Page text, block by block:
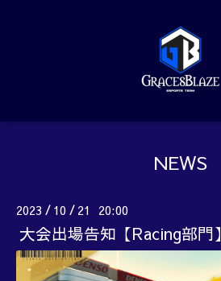
NEWS
2023 / 10 / 21 20:00
大会出場告知【Racing部門】